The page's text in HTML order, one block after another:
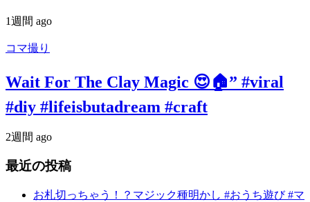
1週間 ago
コマ撮り
Wait For The Clay Magic 😍🏠” #viral
#diy #lifeisbutadream #craft
2週間 ago
最近の投稿
お札切っちゃう！？マジック種明かし #おうち遊び #マ